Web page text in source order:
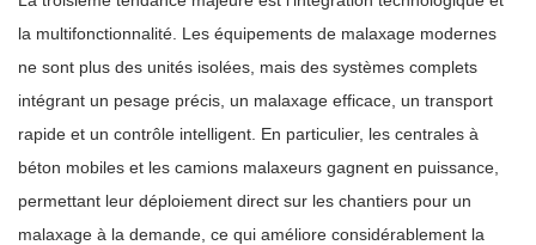
la multifonctionnalité. Les équipements de malaxage modernes
ne sont plus des unités isolées, mais des systèmes complets
intégrant un pesage précis, un malaxage efficace, un transport
rapide et un contrôle intelligent. En particulier, les centrales à
béton mobiles et les camions malaxeurs gagnent en puissance,
permettant leur déploiement direct sur les chantiers pour un
malaxage à la demande, ce qui améliore considérablement la